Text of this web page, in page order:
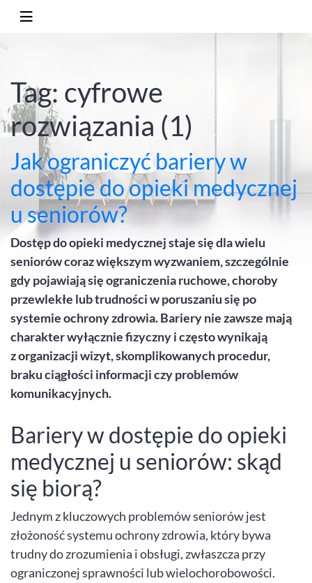
Tag: cyfrowe
rozwiązania (1)
Jak ograniczyć bariery w
dostępie do opieki medycznej
u seniorów?
Dostęp do opieki medycznej staje się dla wielu
seniorów coraz większym wyzwaniem, szczególnie
gdy pojawiają się ograniczenia ruchowe, choroby
przewlekłe lub trudności w poruszaniu się po
systemie ochrony zdrowia. Bariery nie zawsze mają
charakter wyłącznie fizyczny i często wynikają
z organizacji wizyt, skomplikowanych procedur,
braku ciągłości informacji czy problemów
komunikacyjnych.
Bariery w dostępie do opieki
medycznej u seniorów: skąd
się biorą?
Jednym z kluczowych problemów seniorów jest
złożoność systemu ochrony zdrowia, który bywa
trudny do zrozumienia i obsługi, zwłaszcza przy
ograniczonej sprawności lub wielochorobowości.